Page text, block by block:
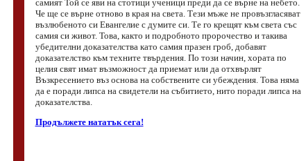
самият Той се яви на стотици ученици преди да се върне на небето.
Че ще се върне отново в края на света. Тези мъже не провъзгласяват
възлюбеното си Евангелие с думите си. Те го крещят към света със
самия си живот. Това, както и подробното пророчество и такива
убедителни доказателства като самия празен гроб, добавят
доказателство към техните твърдения. По този начин, хората по
целия свят имат възможност да приемат или да отхвърлят
Възкресението въз основа на собствените си убеждения. Това няма
да е поради липса на свидетели на събитието, нито поради липса на
доказателства.
Продължете нататък сега!